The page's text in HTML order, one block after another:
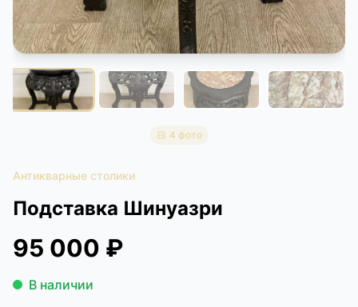
4 фото
Антикварные столики
Подставка Шинуазри
95 000 ₽
В наличии